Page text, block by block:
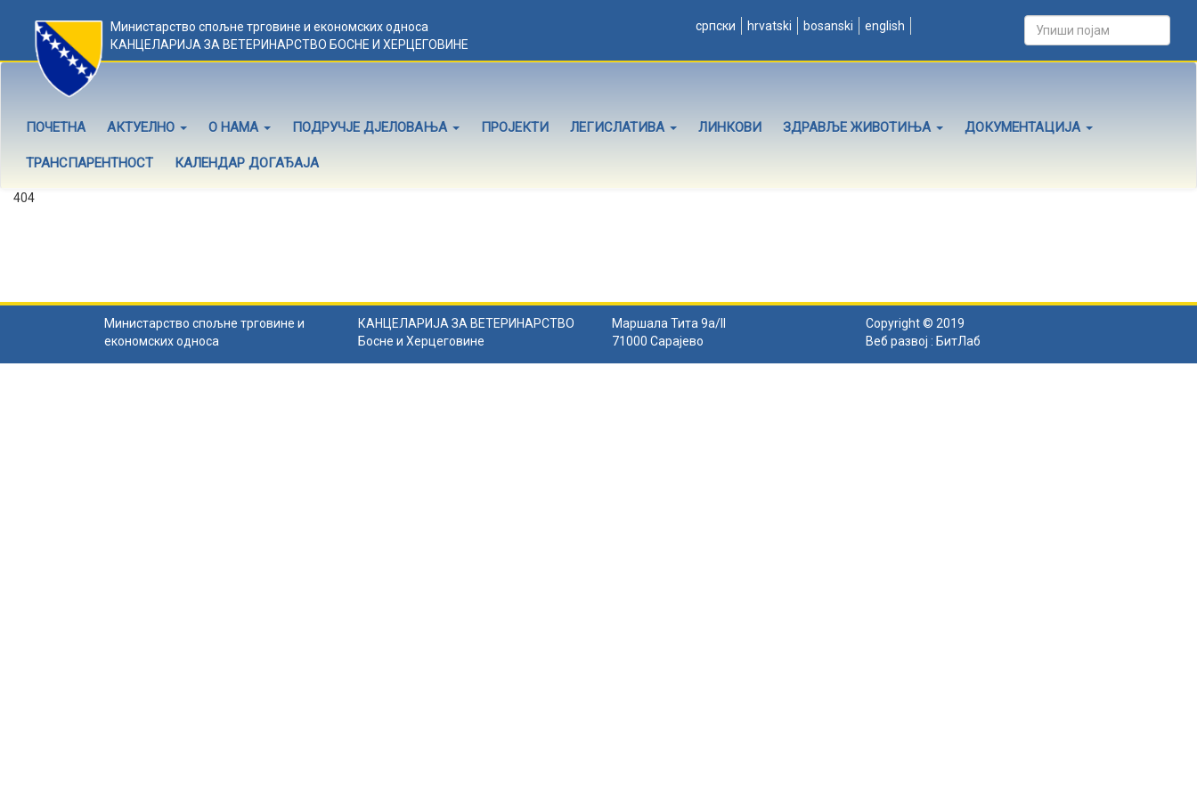
Министарство спољне трговине и економских односа
КАНЦЕЛАРИЈА ЗА ВЕТЕРИНАРСТВО БОСНЕ И ХЕРЦЕГОВИНЕ
српски hrvatski bosanski english
ПОЧЕТНА АКТУЕЛНО О НАМА ПОДРУЧЈЕ ДЈЕЛОВАЊА ПРОЈЕКТИ ЛЕГИСЛАТИВА ЛИНКОВИ ЗДРАВЉЕ ЖИВОТИЊА ДОКУМЕНТАЦИЈА
ТРАНСПАРЕНТНОСТ КАЛЕНДАР ДОГАЂАЈА
404
Министарство спољне трговине и
економских односа
КАНЦЕЛАРИЈА ЗА ВЕТЕРИНАРСТВО
Босне и Херцеговине
Маршала Тита 9а/II
71000 Сарајево
Copyright © 2019
Веб развој : БитЛаб